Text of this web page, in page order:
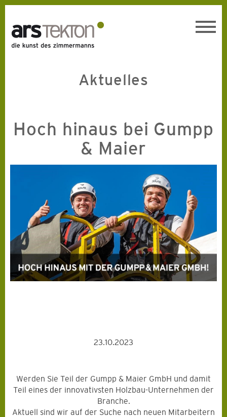
Aktuelles
Hoch hinaus bei Gumpp
& Maier
23.10.2023
Werden Sie Teil der Gumpp & Maier GmbH und damit
Teil eines der innovativsten Holzbau-Unternehmen der
Branche.
Aktuell sind wir auf der Suche nach neuen Mitarbeitern